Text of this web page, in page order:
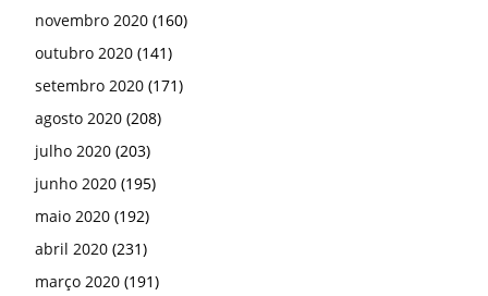
novembro 2020 (160)
outubro 2020 (141)
setembro 2020 (171)
agosto 2020 (208)
julho 2020 (203)
junho 2020 (195)
maio 2020 (192)
abril 2020 (231)
março 2020 (191)